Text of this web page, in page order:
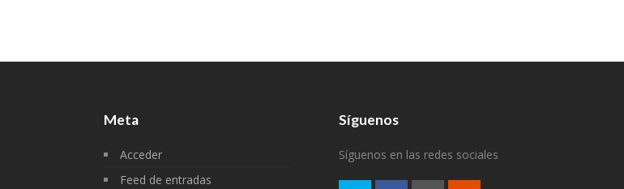
Meta
Acceder
Feed de entradas
Síguenos
Síguenos en las redes sociales